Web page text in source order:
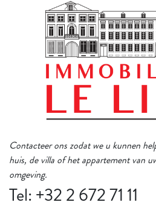
Contacteer ons zodat we u kunnen
huis, de villa of het appartement van
omgeving.
Tel: +32 2 672 71 11